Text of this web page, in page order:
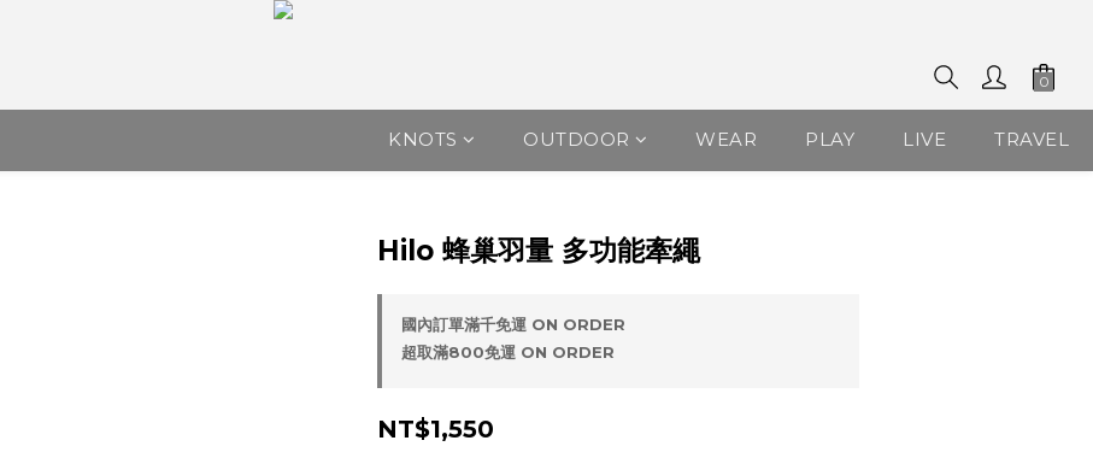
KNOTS OUTDOOR WEAR PLAY LIVE TRAVEL
Hilo 蜂巢羽量 多功能牽繩
國內訂單滿千免運 ON ORDER
超取滿800免運 ON ORDER
NT$1,550